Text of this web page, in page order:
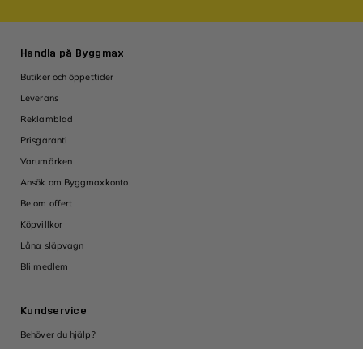
Handla på Byggmax
Butiker och öppettider
Leverans
Reklamblad
Prisgaranti
Varumärken
Ansök om Byggmaxkonto
Be om offert
Köpvillkor
Låna släpvagn
Bli medlem
Kundservice
Behöver du hjälp?